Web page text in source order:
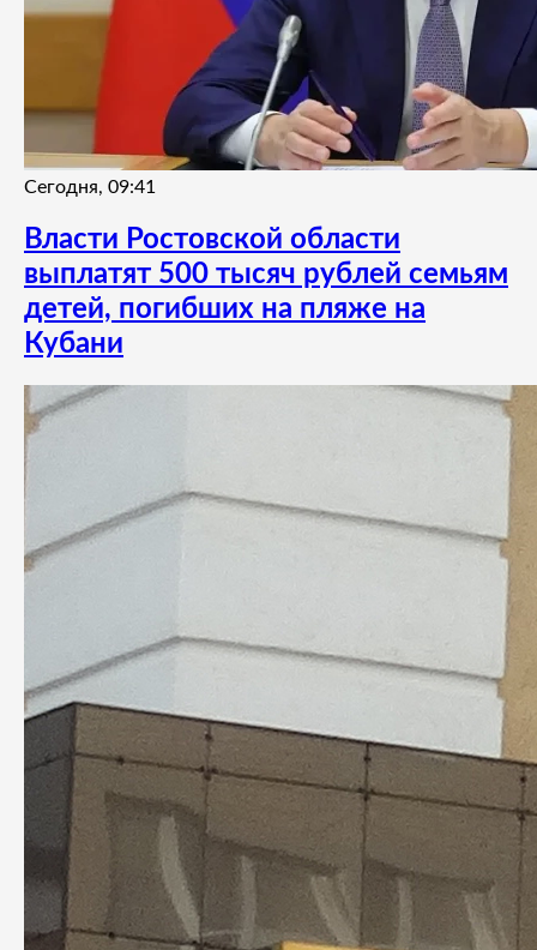
Сегодня, 09:41
Власти Ростовской области
выплатят 500 тысяч рублей семьям
детей, погибших на пляже на
Кубани